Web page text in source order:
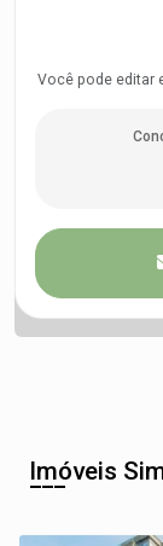
Você pode editar
Imóveis